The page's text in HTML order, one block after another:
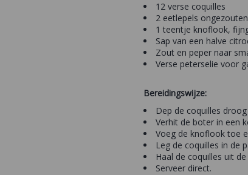
12 verse coquilles
2 eetlepels
1 teentje knoflook,
Sap van een halve
Zout en peper naar
Verse peterselie voor
Bereidingswijze:
Dep de coquilles
Verhit de boter in een
Voeg de knoflook toe
Leg de coquilles in de
Haal de coquilles uit
Serveer direct.